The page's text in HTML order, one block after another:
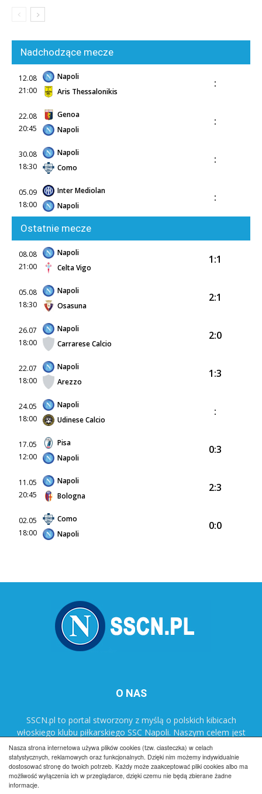
Nasza strona internetowa używa plików cookies (tzw. ciasteczka) w celach
statystycznych, reklamowych oraz funkcjonalnych. Dzięki nim możemy indywidualnie
dostosować stronę do twoich potrzeb. Każdy może zaakceptować pliki cookies albo ma
możliwość wyłączenia ich w przeglądarce, dzięki czemu nie będą zbierane żadne
informacje.
Nadchodzące mecze
12.08
21:00
Napoli
Aris Thessalonikis
:
22.08
20:45
Genoa
Napoli
:
30.08
18:30
Napoli
Como
:
05.09
18:00
Inter Mediolan
Napoli
:
Ostatnie mecze
08.08
21:00
Napoli
Celta Vigo
1:1
05.08
18:30
Napoli
Osasuna
2:1
26.07
18:00
Napoli
Carrarese Calcio
2:0
22.07
18:00
Napoli
Arezzo
1:3
24.05
18:00
Napoli
Udinese Calcio
:
17.05
12:00
Pisa
Napoli
0:3
11.05
20:45
Napoli
Bologna
2:3
02.05
18:00
Como
Napoli
0:0
O NAS
SSCN.pl to portal stworzony z myślą o polskich kibicach
włoskiego klubu piłkarskiego SSC Napoli. Naszym celem jest
popularyzacja klubu w Polsce oraz dostarczanie najnowszych
informacji dotyczących zespołu Azzurrich.
Regulamin